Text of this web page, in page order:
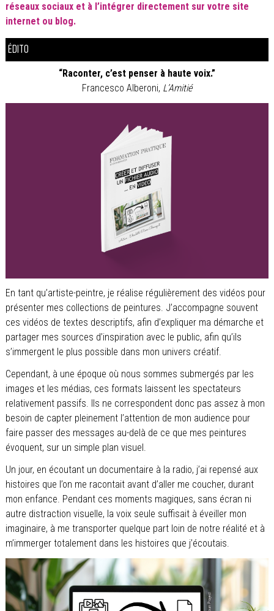
réseaux sociaux et à l’intégrer directement sur votre site
internet ou blog.
ÉDITO
“Raconter, c’est penser à haute voix.”
Francesco Alberoni, L’Amitié
En tant qu’artiste-peintre, je réalise régulièrement des vidéos pour
présenter mes collections de peintures. J’accompagne souvent
ces vidéos de textes descriptifs, afin d’expliquer ma démarche et
partager mes sources d’inspiration avec le public, afin qu’ils
s’immergent le plus possible dans mon univers créatif.
Cependant, à une époque où nous sommes submergés par les
images et les médias, ces formats laissent les spectateurs
relativement passifs. Ils ne correspondent donc pas assez à mon
besoin de capter pleinement l’attention de mon audience pour
faire passer des messages au-delà de ce que mes peintures
évoquent, sur un simple plan visuel.
Un jour, en écoutant un documentaire à la radio, j’ai repensé aux
histoires que l’on me racontait avant d’aller me coucher, durant
mon enfance. Pendant ces moments magiques, sans écran ni
autre distraction visuelle, la voix seule suffisait à éveiller mon
imaginaire, à me transporter quelque part loin de notre réalité et à
m’immerger totalement dans les histoires que j’écoutais.